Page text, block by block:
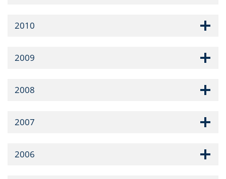
2010
2009
2008
2007
2006